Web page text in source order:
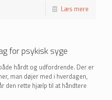
Læs mere
for psykisk syge
hårdt og udfordrende. Der er
man døjer med i hverdagen,
den rette hjælp til at håndtere